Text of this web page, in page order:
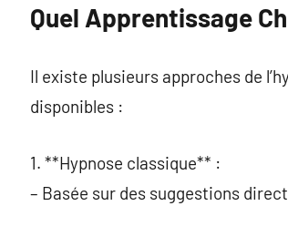
Quel Apprentissage
Il existe plusieurs approches de
disponibles :
1. **Hypnose classique** :
– Basée sur des suggestions